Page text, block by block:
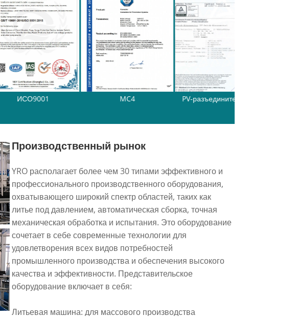
ИСО9001 PV-разъединитель-TUV
Производственный рынок
YRO располагает более чем 30 типами эффективного и
профессионального производственного оборудования,
охватывающего широкий спектр областей, таких как
литье под давлением, автоматическая сборка, точная
механическая обработка и испытания. Это оборудование
сочетает в себе современные технологии для
удовлетворения всех видов потребностей
промышленного производства и обеспечения высокого
качества и эффективности. Представительское
оборудование включает в себя:
Литьевая машина: для массового производства